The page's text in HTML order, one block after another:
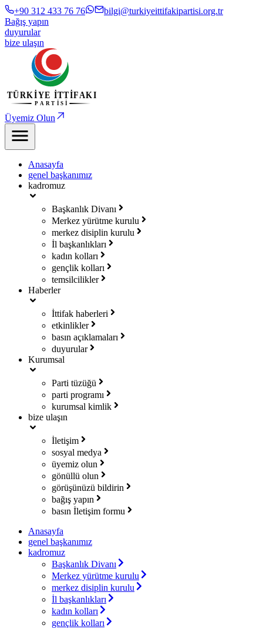
+90 312 433 76 76
bilgi@turkiyeittifakipartisi.org.tr
Bağış yapın
duyurular
bize ulaşın
Üyemiz Olun
Anasayfa
genel başkanımız
kadromuz
Başkanlık Divanı
Merkez yürütme kurulu
merkez disiplin kurulu
İl başkanlıkları
kadın kolları
gençlik kolları
temsilcilikler
Haberler
İttifak haberleri
etkinlikler
basın açıklamaları
duyurular
Kurumsal
Parti tüzüğü
parti programı
kurumsal kimlik
bize ulaşın
İletişim
sosyal medya
üyemiz olun
gönüllü olun
görüşünüzü bildirin
bağış yapın
basın İletişim formu
Anasayfa
genel başkanımız
kadromuz
Başkanlık Divanı
Merkez yürütme kurulu
merkez disiplin kurulu
İl başkanlıkları
kadın kolları
gençlik kolları